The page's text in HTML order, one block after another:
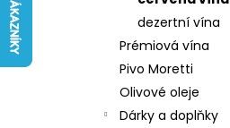
dezertní vína
Prémiová vína
Pivo Moretti
Olivové oleje
Dárky a doplňky
242 Kč